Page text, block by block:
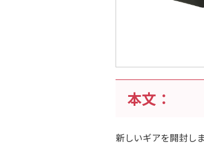
本文：
新しいギアを開封しま